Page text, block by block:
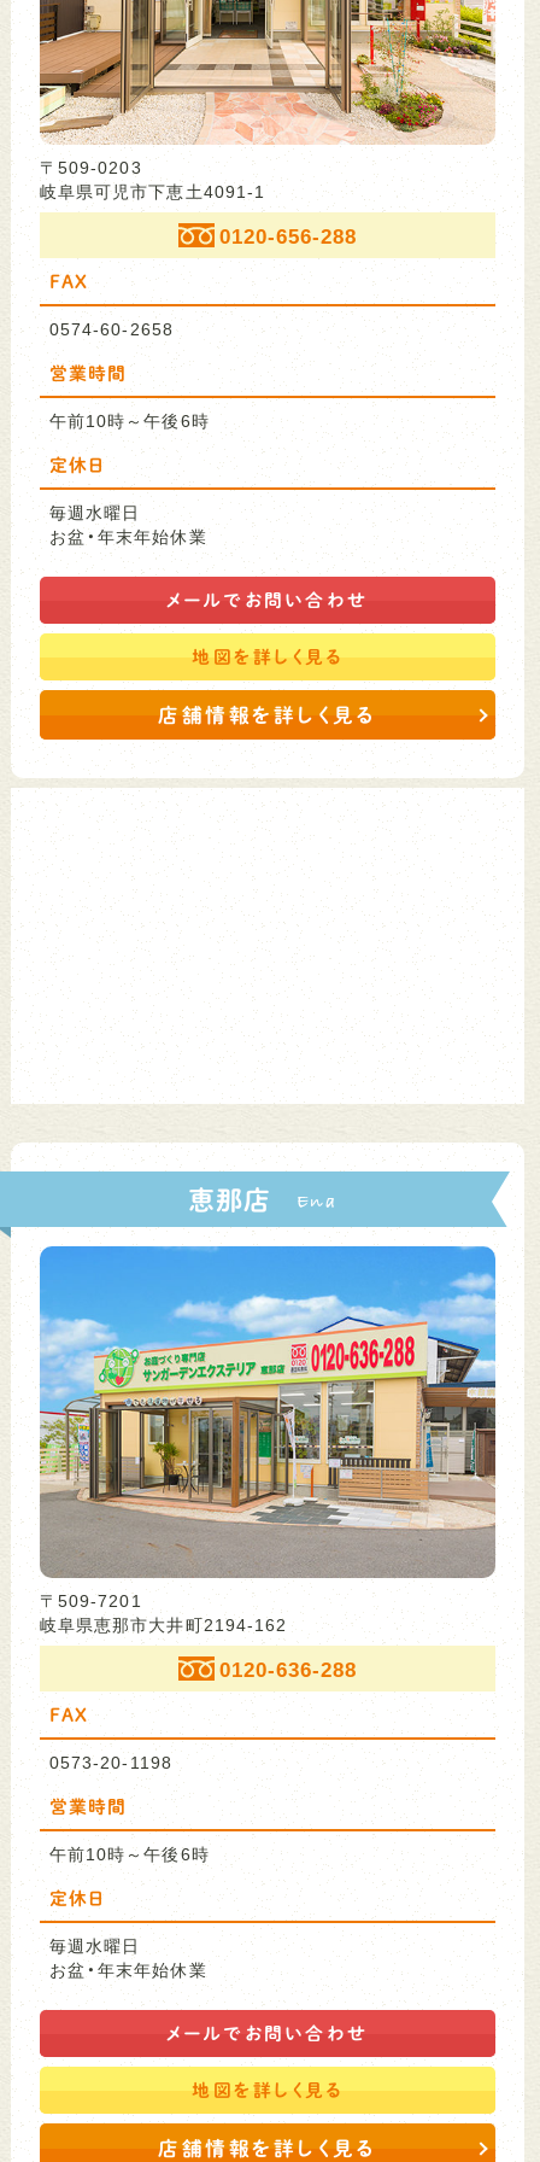
〒509-0203
岐阜県可児市下恵土4091-1
0120-656-288
FAX
0574-60-2658
営業時間
午前10時～午後6時
定休日
毎週水曜日
お盆・年末年始休業
メールで お問い合わせ
地図を詳しく見る
店舗情報を詳しく見る
恵那店
〒509-7201
岐阜県恵那市大井町2194-162
0120-636-288
FAX
0573-20-1198
営業時間
午前10時～午後6時
定休日
毎週水曜日
お盆・年末年始休業
メールで お問い合わせ
地図を詳しく見る
店舗情報を詳しく見る